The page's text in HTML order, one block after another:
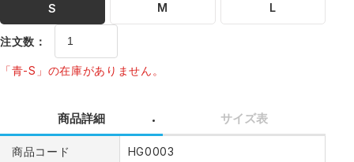
S M L
注文数：
「青-S」の在庫がありません。
商品詳細 サイズ表
商品コード HG0003